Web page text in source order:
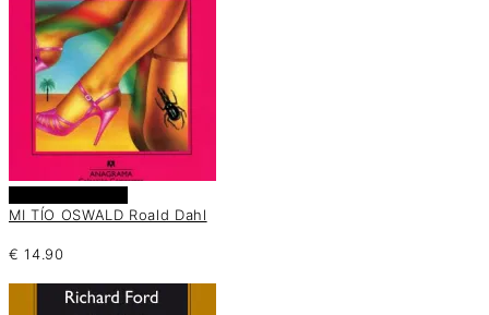
MI TÍO OSWALD Roald Dahl
€ 14.90